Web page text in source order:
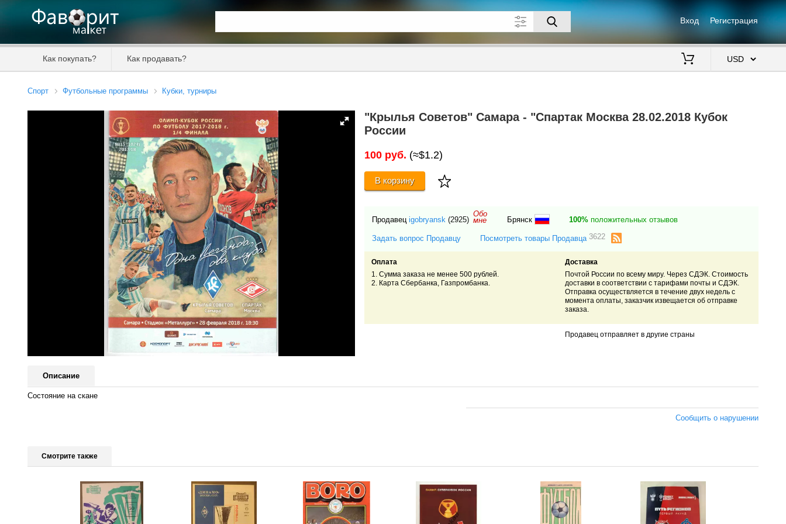
Вход Регистрация
Как покупать? Как продавать?
Спорт Футбольные программы Кубки, турниры
"Крылья Советов" Самара - "Спартак Москва 28.02.2018 Кубок
России
100 руб. (≈$1.2)
В корзину
Продавец igobryansk (2925)
Обо
мне Брянск 100%положительных отзывов
Задать вопрос Продавцу Посмотреть товары Продавца 3622
Оплата
1. Сумма заказа не менее 500 рублей.
2. Карта Сбербанка, Газпромбанка.
Доставка
Почтой России по всему миру. Через СДЭК. Стоимость
доставки в соответствии с тарифами почты и СДЭК.
Отправка осуществляется в течение двух недель с
момента оплаты, заказчик извещается об отправке
заказа.
Продавец отправляет в другие страны
Описание
Состояние на скане
Сообщить о нарушении
Смотрите также